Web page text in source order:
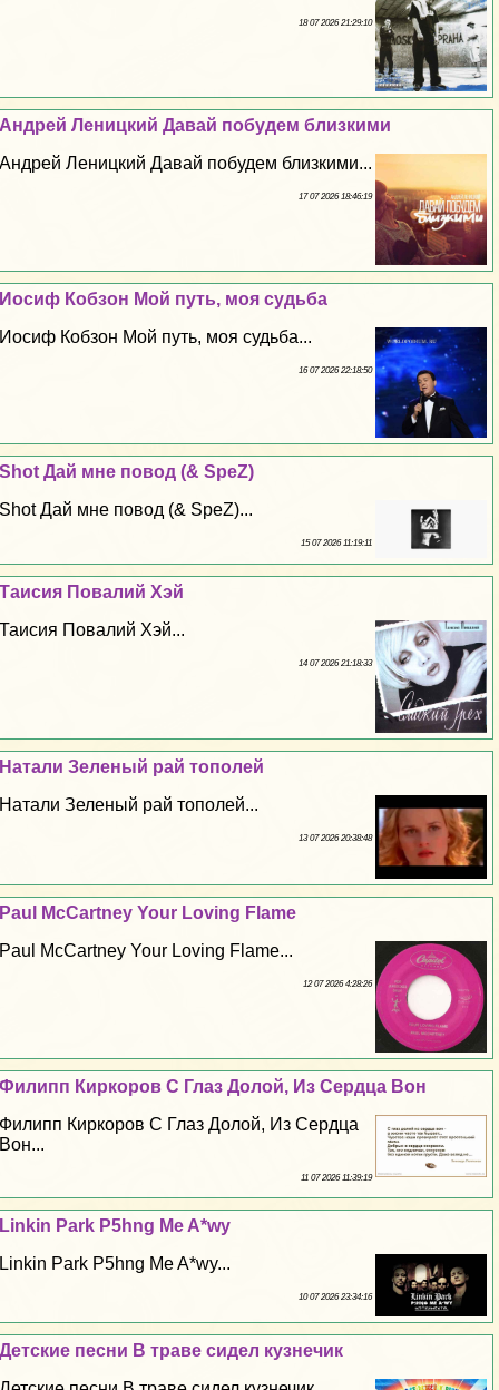
18 07 2026 21:29:10
Андрей Леницкий Давай побудем близкими
Андрей Леницкий Давай побудем близкими...
17 07 2026 18:46:19
Иосиф Кобзон Мой путь, моя судьба
Иосиф Кобзон Мой путь, моя судьба...
16 07 2026 22:18:50
Shot Дай мне повод (& SpeZ)
Shot Дай мне повод (& SpeZ)...
15 07 2026 11:19:11
Таисия Повалий Хэй
Таисия Повалий Хэй...
14 07 2026 21:18:33
Натали Зеленый рай тополей
Натали Зеленый рай тополей...
13 07 2026 20:38:48
Paul McCartney Your Loving Flame
Paul McCartney Your Loving Flame...
12 07 2026 4:28:26
Филипп Киркоров С Глаз Долой, Из Сердца Вон
Филипп Киркоров С Глаз Долой, Из Сердца
Вон...
11 07 2026 11:39:19
Linkin Park P5hng Me A*wy
Linkin Park P5hng Me A*wy...
10 07 2026 23:34:16
Детские песни В траве сидел кузнечик